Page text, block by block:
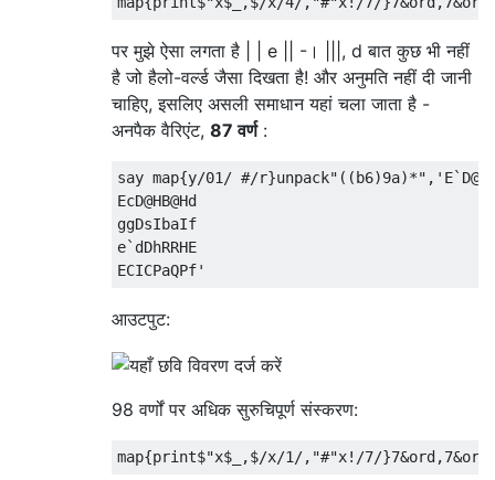
पर मुझे ऐसा लगता है | | e || -। |||, d बात कुछ भी नहीं
है जो हैलो-वर्ल्ड जैसा दिखता है! और अनुमति नहीं दी जानी
चाहिए, इसलिए असली समाधान यहां चला जाता है -
अनपैक वैरिएंट, 87 वर्ण:
say map{y/01/ #/
EcD@HB@Hd
ggDsIbaIf
e`dDhRRHE
आउटपुट:
98 वर्णों पर अधिक सुरुचिपूर्ण संस्करण: